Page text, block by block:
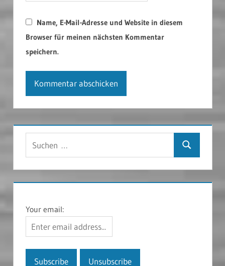
Name, E-Mail-Adresse und Website in diesem
Browser für meinen nächsten Kommentar
speichern.
Suchen
Your email: